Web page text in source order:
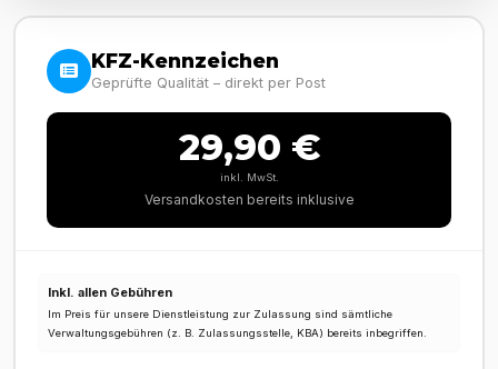
KFZ-Kennzeichen
Geprüfte Qualität – direkt per Post
29,90 €
inkl. MwSt.
Versandkosten bereits inklusive
Inkl. allen Gebühren
Im Preis für unsere Dienstleistung zur Zulassung sind sämtliche
Verwaltungsgebühren (z. B. Zulassungsstelle, KBA) bereits inbegriffen.